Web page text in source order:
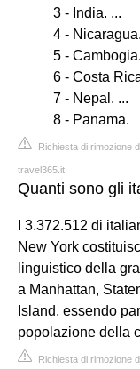
3 - India. ...
4 -
5 -
6 - Costa
7 - Nepal. ...
8 - Panama.
Richiesta di rimozione
travel365.it
Quanti sono gli
I 3.372.512 di
New York
linguistico della
a Manhattan,
Island, essendo
popolazione della
Richiesta di rimozione